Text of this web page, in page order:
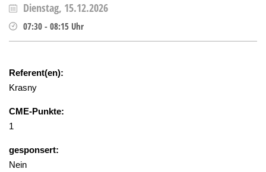
Dienstag, 15.12.2026
07:30 - 08:15 Uhr
Referent(en):
Krasny
CME-Punkte:
1
gesponsert:
Nein